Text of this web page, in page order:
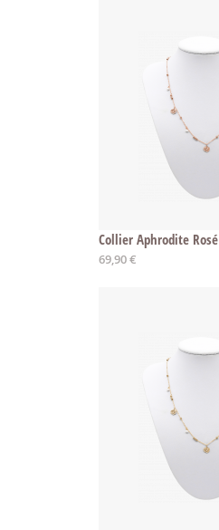
Collier Aphrodite Rosé
Ab
69,90 €